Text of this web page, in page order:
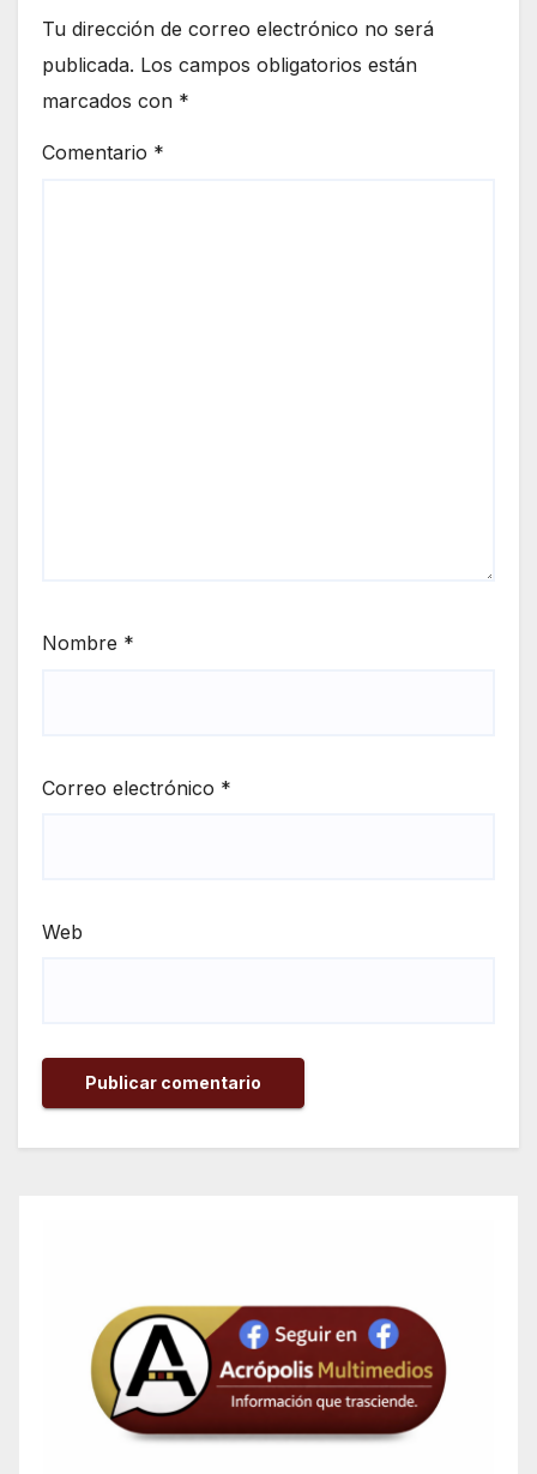
Tu dirección de correo electrónico no será
publicada. Los campos obligatorios están
marcados con *
Comentario *
Nombre *
Correo electrónico *
Web